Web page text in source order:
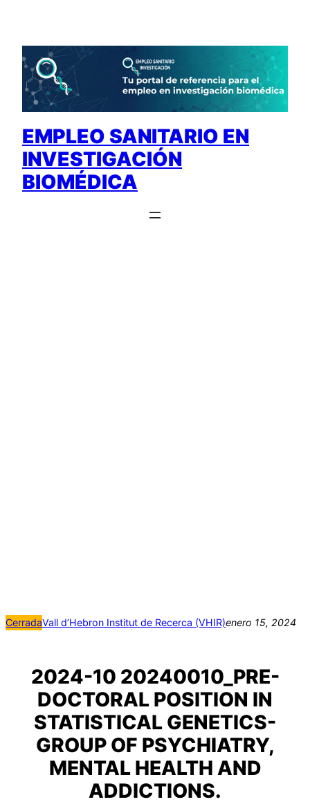
contenido
EMPLEO SANITARIO EN
INVESTIGACIÓN
BIOMÉDICA
CerradaVall d’Hebron Institut de Recerca (VHIR)enero 15, 2024
2024-10 20240010_PRE-
DOCTORAL POSITION IN
STATISTICAL GENETICS-
GROUP OF PSYCHIATRY,
MENTAL HEALTH AND
ADDICTIONS.